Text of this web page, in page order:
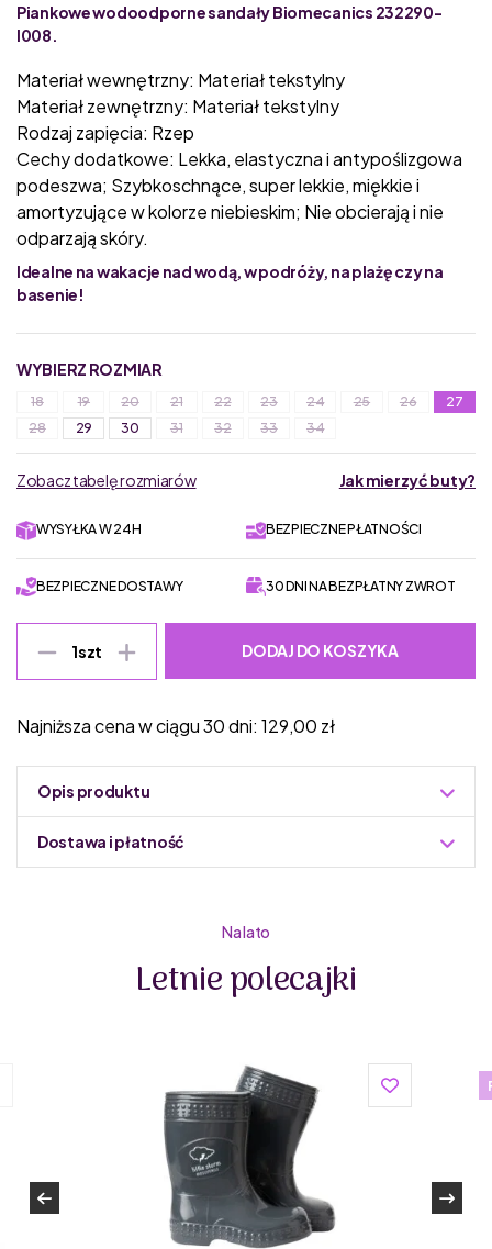
Piankowe wodoodporne sandały Biomecanics 232290-
I008.
Materiał wewnętrzny: Materiał tekstylny
Materiał zewnętrzny: Materiał tekstylny
Rodzaj zapięcia: Rzep
Cechy dodatkowe: Lekka, elastyczna i antypoślizgowa
podeszwa; Szybkoschnące, super lekkie, miękkie i
amortyzujące w kolorze niebieskim; Nie obcierają i nie
odparzają skóry.
Idealne na wakacje nad wodą, w podróży, na plażę czy na
basenie!
WYBIERZ ROZMIAR
18 19 20 21 22 23 24 25 26
27
28
29 30 31 32 33 34
Zobacz tabelę rozmiarów Jak mierzyć buty?
WYSYŁKA W 24H BEZPIECZNE PŁATNOŚCI
BEZPIECZNE DOSTAWY 30 DNI NA BEZPŁATNY ZWROT
1szt DODAJ DO KOSZYKA
Najniższa cena w ciągu 30 dni: 129,00 zł
Opis produktu
Biomecanics to renomowana marka, która słynie z
wysokiej jakości obuwia dla dzieci.
Wyprodukowane w Hiszpanii z wysokogatunkowych
materiałów, te buty nie tylko wyglądają świetnie, ale także
zapewniają wyjątkowy komfort noszenia. Dzięki zapięciu
na rzep, dzieci mogą łatwo samodzielnie zakładać i
zdejmować buty, co sprawia, że są idealne do
Dostawa i płatność
Na lato
Letnie polecajki